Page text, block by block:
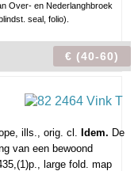
Over- en Nederlanghbroek
seal, folio).
€ (40-60)
ills., orig. cl. Idem. De
van een bewoond
large fold. map